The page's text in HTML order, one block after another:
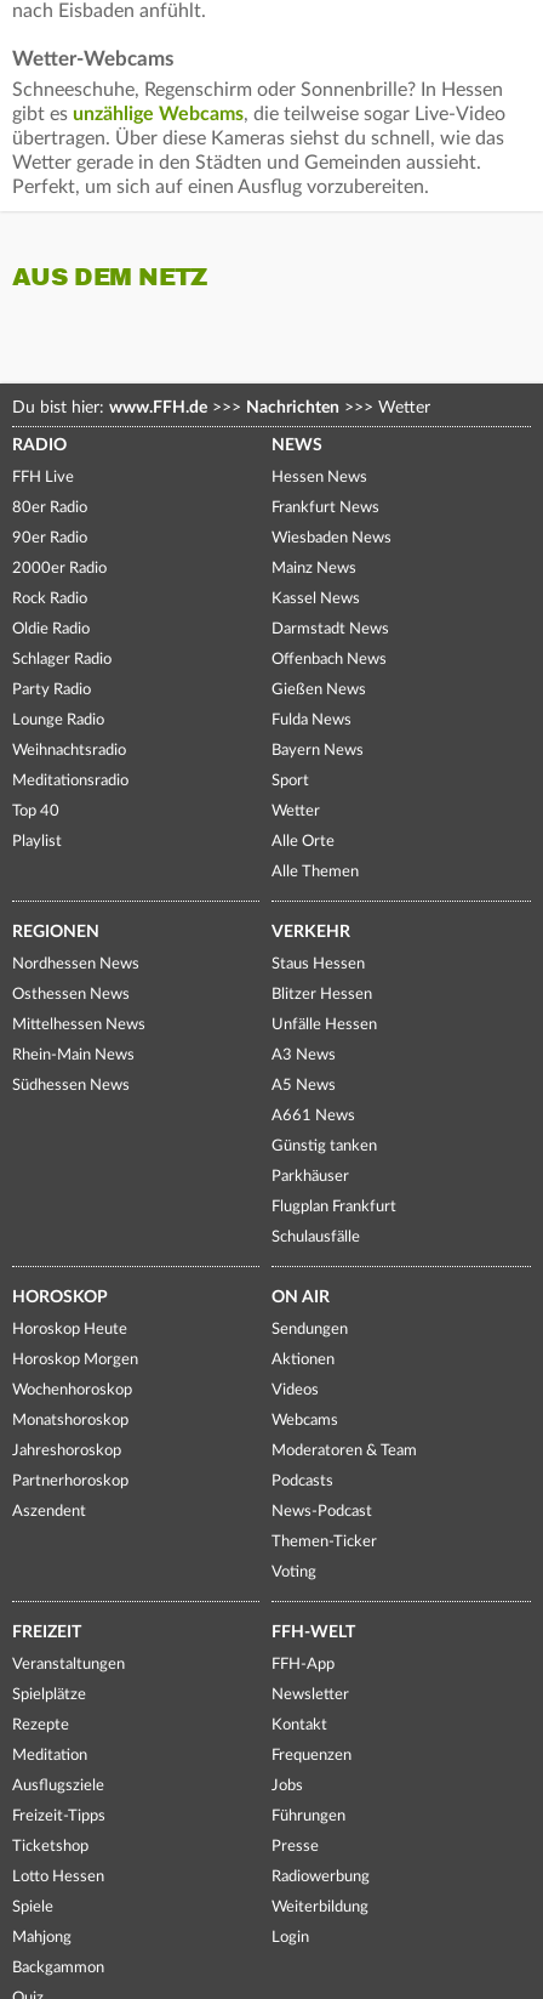
nach Eisbaden anfühlt.
Wetter-Webcams
Schneeschuhe, Regenschirm oder Sonnenbrille? In Hessen
gibt es unzählige Webcams, die teilweise sogar Live-Video
übertragen. Über diese Kameras siehst du schnell, wie das
Wetter gerade in den Städten und Gemeinden aussieht.
Perfekt, um sich auf einen Ausflug vorzubereiten.
AUS DEM NETZ
Du bist hier: www.FFH.de >>> Nachrichten >>> Wetter
RADIO
FFH Live
80er Radio
90er Radio
2000er Radio
Rock Radio
Oldie Radio
Schlager Radio
Party Radio
Lounge Radio
Weihnachtsradio
Meditationsradio
Top 40
Playlist
NEWS
Hessen News
Frankfurt News
Wiesbaden News
Mainz News
Kassel News
Darmstadt News
Offenbach News
Gießen News
Fulda News
Bayern News
Sport
Wetter
Alle Orte
Alle Themen
REGIONEN
Nordhessen News
Osthessen News
Mittelhessen News
Rhein-Main News
Südhessen News
VERKEHR
Staus Hessen
Blitzer Hessen
Unfälle Hessen
A3 News
A5 News
A661 News
Günstig tanken
Parkhäuser
Flugplan Frankfurt
Schulausfälle
HOROSKOP
Horoskop Heute
Horoskop Morgen
Wochenhoroskop
Monatshoroskop
Jahreshoroskop
Partnerhoroskop
Aszendent
ON AIR
Sendungen
Aktionen
Videos
Webcams
Moderatoren & Team
Podcasts
News-Podcast
Themen-Ticker
Voting
FREIZEIT
Veranstaltungen
Spielplätze
Rezepte
Meditation
Ausflugsziele
Freizeit-Tipps
Ticketshop
Lotto Hessen
Spiele
Mahjong
Backgammon
FFH-WELT
FFH-App
Newsletter
Kontakt
Frequenzen
Jobs
Führungen
Presse
Radiowerbung
Weiterbildung
Login